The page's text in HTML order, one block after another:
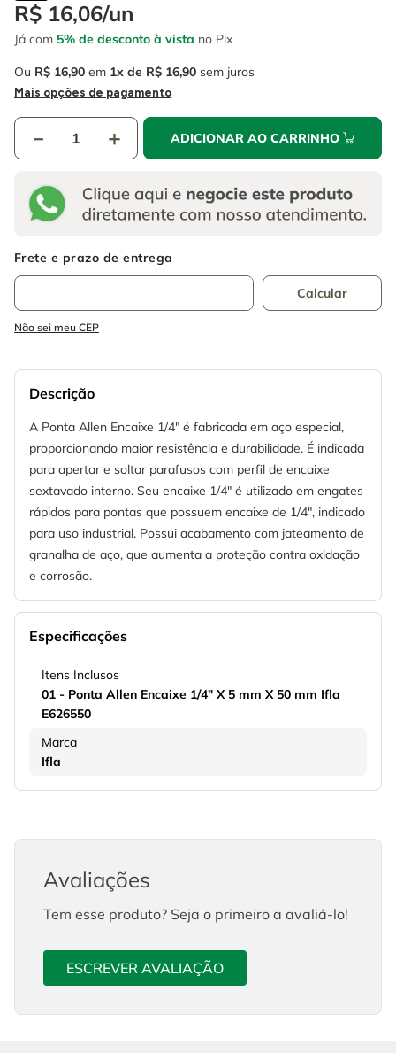
R$ 16,06/un
Já com 5% de desconto à vista no Pix
Ou R$ 16,90 em 1 R$ 16,90 sem juros
Mais opções de pagamento
＋
－ ADICIONAR AO CARRINHO
Não sei meu CEP
Descrição
A Ponta Allen Encaixe 1/4" é fabricada em aço especial,
proporcionando maior resistência e durabilidade. É indicada
para apertar e soltar parafusos com perfil de encaixe
sextavado interno. Seu encaixe 1/4" é utilizado em engates
rápidos para pontas que possuem encaixe de 1/4", indicado
para uso industrial. Possui acabamento com jateamento de
granalha de aço, que aumenta a proteção contra oxidação
e corrosão.
Especificações
Itens Inclusos
01 - Ponta Allen Encaixe 1/4" X 5 mm X 50 mm Ifla
E626550
Marca
Ifla
Avaliações
Tem esse produto? Seja o primeiro a avaliá-lo!
ESCREVER AVALIAÇÃO
6 fio
7º serra copo
8º cabo flexivel
disco corte
º escada
º serra circular
º fio
cabo flexivel
disco corte